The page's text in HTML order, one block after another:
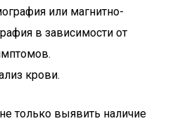
или магнитно-
в зависимости от
крови.
только выявить наличие